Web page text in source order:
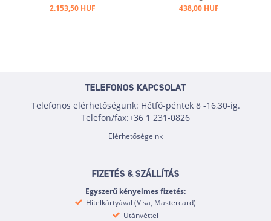
2.153,50 HUF
438,00 HUF
TELEFONOS KAPCSOLAT
Telefonos elérhetőségünk: Hétfő-péntek 8 -16,30-ig.
Telefon/fax:+36 1 231-0826
Elérhetőségeink
FIZETÉS & SZÁLLÍTÁS
Egyszerű kényelmes fizetés:
Hitelkártyával (Visa, Mastercard)
Utánvéttel